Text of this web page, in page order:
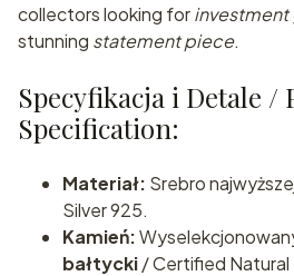
collectors looking forinvestment
stunning statement piece.
Specyfikacja i Detale /
Specification:
Materiał: Srebro
Silver 925.
Kamień:
bałtycki/ Certified Natural